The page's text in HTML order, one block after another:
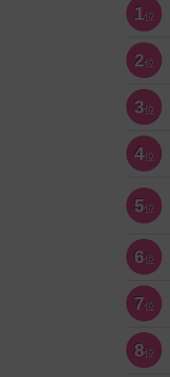
1位
2位
3位
4位
5位
6位
7位
8位